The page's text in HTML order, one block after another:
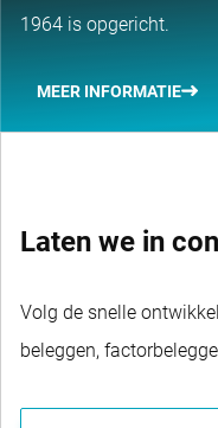
1964 is opgericht.
MEER INFORMATIE
Laten we in
Volg de snelle
beleggen,